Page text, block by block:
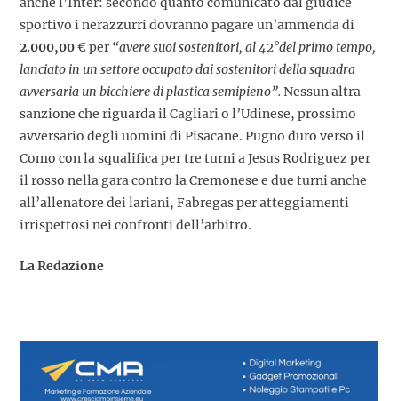
sportivo i nerazzurri dovranno pagare un’ammenda di
2.000,00€ per “avere suoi sostenitori, al 42°del primo tempo,
lanciato in un settore occupato dai sostenitori della squadra
avversaria un bicchiere di plastica semipieno”. Nessun altra
sanzione che riguarda il Cagliari o l’Udinese, prossimo
avversario degli uomini di Pisacane. Pugno duro verso il
Como con la squalifica per tre turni a Jesus Rodriguez per
il rosso nella gara contro la Cremonese e due turni anche
all’allenatore dei lariani, Fabregas per atteggiamenti
irrispettosi nei confronti dell’arbitro.
La Redazione